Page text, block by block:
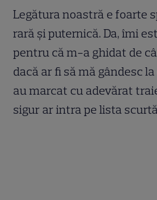
Legătura noastră e foarte
rară și puternică. Da, îmi
pentru că m-a ghidat de
dacă ar fi să mă gândesc
au marcat cu adevărat
sigur ar intra pe lista